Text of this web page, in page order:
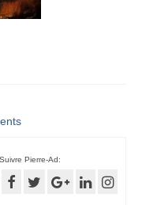
Suivre Pierre-Ad: